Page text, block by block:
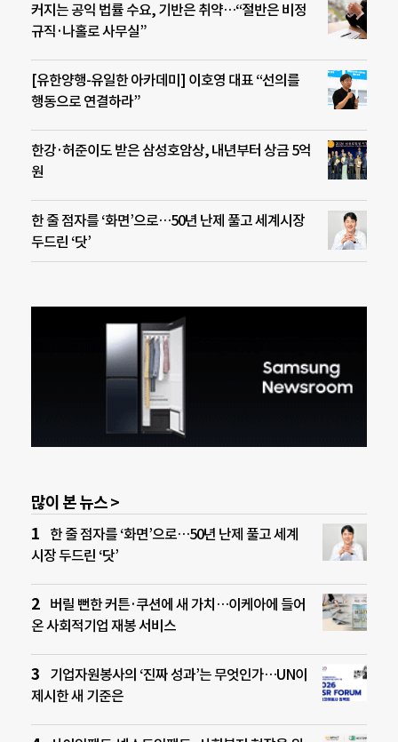
커지는 공익 법률 수요, 기반은 취약…“절반은 비정
규직·나홀로 사무실”
[유한양행-유일한 아카데미] 이호영 대표 “선의를
행동으로 연결하라”
한강·허준이도 받은 삼성호암상, 내년부터 상금 5억
원
한 줄 점자를 ‘화면’으로…50년 난제 풀고 세계시장
두드린 ‘닷’
많이 본 뉴스 >
한 줄 점자를 ‘화면’으로…50년 난제 풀고 세계
시장 두드린 ‘닷’
버릴 뻔한 커튼·쿠션에 새 가치…이케아에 들어
온 사회적기업 재봉 서비스
기업자원봉사의 ‘진짜 성과’는 무엇인가…UN이
제시한 새 기준은